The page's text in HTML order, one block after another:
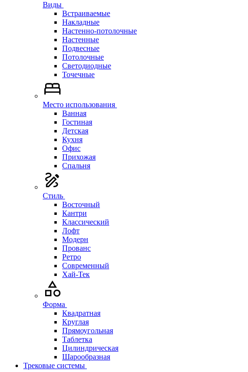
Виды
Встраиваемые
Накладные
Настенно-потолочные
Настенные
Подвесные
Потолочные
Светодиодные
Точечные
Место использования
Ванная
Гостиная
Детская
Кухня
Офис
Прихожая
Спальня
Стиль
Восточный
Кантри
Классический
Лофт
Модерн
Прованс
Ретро
Современный
Хай-Тек
Форма
Квадратная
Круглая
Прямоугольная
Таблетка
Цилиндрическая
Шарообразная
Трековые системы